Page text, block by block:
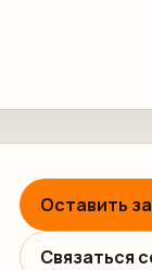
Оставить
Связаться